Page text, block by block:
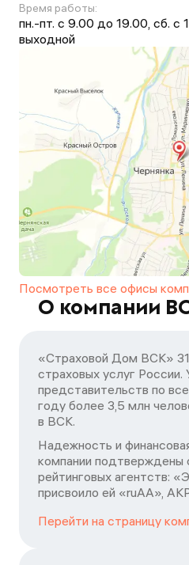
Время работы:
пн.-пт. с 9.00 до 19.00, сб. с
выходной
Посмотреть все офисы
О компании
«Страховой Дом ВСК»
страховых услуг
представительств по
году более 3,5 млн
в ВСК.
Надежность и
компании подтверждены
рейтинговых агентств:
присвоило ей «ruAA»,
Перейти на страницу